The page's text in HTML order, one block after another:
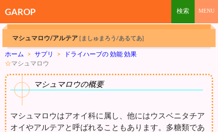
GAROP
マシュマロウ/アルテア [ましゅまろう/あるてあ]
ホーム > サプリ >
ドライハーブの 効能 効果
☆マシュマロウ
マシュマロウの概要
マシュマロウはアオイ科に属し、他にはウスベニタチア
オイやアルテアと呼ばれることもあります。多糖類であ